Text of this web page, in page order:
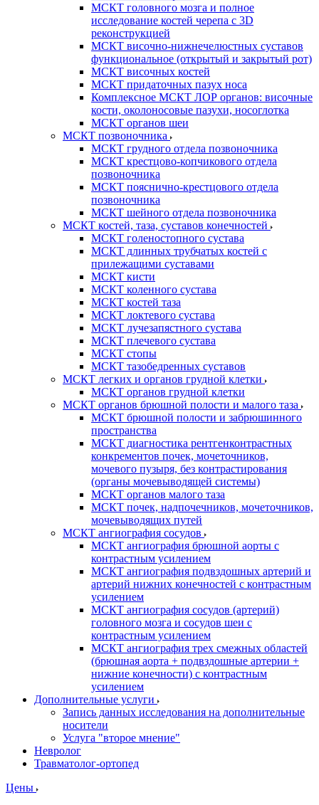
МСКТ головного мозга и полное
исследование костей черепа с 3D
реконструкцией
МСКТ височно-нижнечелюстных суставов
функциональное (открытый и закрытый рот)
МСКТ височных костей
МСКТ придаточных пазух носа
Комплексное МСКТ ЛОР органов: височные
кости, околоносовые пазухи, носоглотка
МСКТ органов шеи
МСКТ позвоночника
МСКТ грудного отдела позвоночника
МСКТ крестцово-копчикового отдела
позвоночника
МСКТ пояснично-крестцового отдела
позвоночника
МСКТ шейного отдела позвоночника
МСКТ костей, таза, суставов конечностей
МСКТ голеностопного сустава
МСКТ длинных трубчатых костей с
прилежащими суставами
МСКТ кисти
МСКТ коленного сустава
МСКТ костей таза
МСКТ локтевого сустава
МСКТ лучезапястного сустава
МСКТ плечевого сустава
МСКТ стопы
МСКТ тазобедренных суставов
МСКТ легких и органов грудной клетки
МСКТ органов грудной клетки
МСКТ органов брюшной полости и малого таза
МСКТ брюшной полости и забрюшинного
пространства
МСКТ диагностика рентгенконтрастных
конкрементов почек, мочеточников,
мочевого пузыря, без контрастирования
(органы мочевыводящей системы)
МСКТ органов малого таза
МСКТ почек, надпочечников, мочеточников,
мочевыводящих путей
МСКТ ангиография сосудов
МСКТ ангиография брюшной аорты с
контрастным усилением
МСКТ ангиография подвздошных артерий и
артерий нижних конечностей с контрастным
усилением
МСКТ ангиография сосудов (артерий)
головного мозга и сосудов шеи с
контрастным усилением
МСКТ ангиография трех смежных областей
(брюшная аорта + подвздошные артерии +
нижние конечности) с контрастным
усилением
Дополнительные услуги
Запись данных исследования на дополнительные
носители
Услуга "второе мнение"
Невролог
Травматолог-ортопед
Цены